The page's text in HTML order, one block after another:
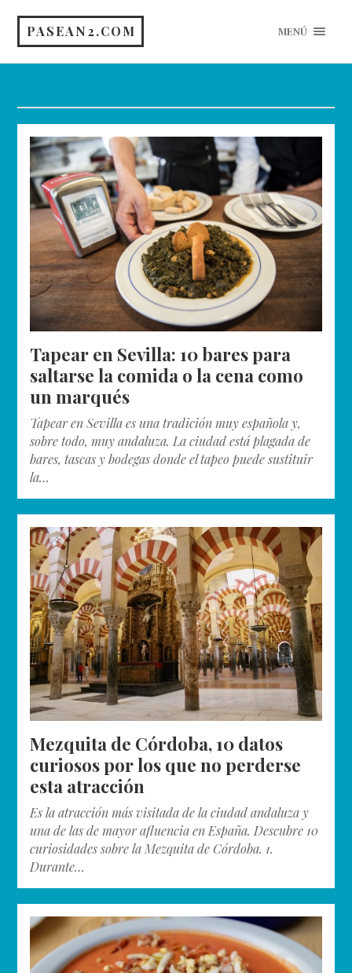
PASEAN2.COM MENÚ
Tapear en Sevilla: 10 bares para
saltarse la comida o la cena como
un marqués
Tapear en Sevilla es una tradición muy española y,
sobre todo, muy andaluza. La ciudad está plagada de
bares, tascas y bodegas donde el tapeo puede sustituir
la…
Mezquita de Córdoba, 10 datos
curiosos por los que no perderse
esta atracción
Es la atracción más visitada de la ciudad andaluza y
una de las de mayor afluencia en España. Descubre 10
curiosidades sobre la Mezquita de Córdoba. 1.
Durante…